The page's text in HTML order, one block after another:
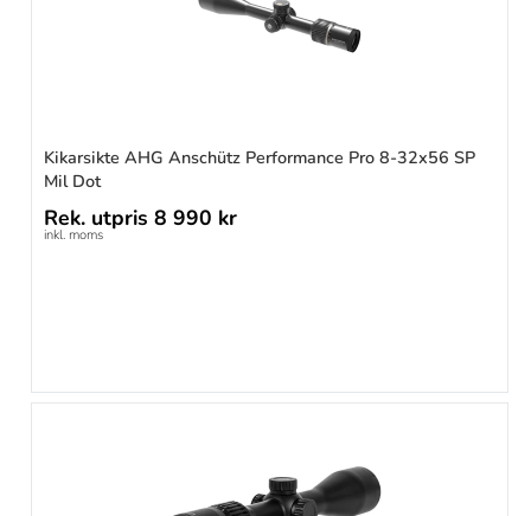
Kikarsikte AHG Anschütz Performance Pro 8-32x56 SP
Mil Dot
Rek. utpris 8 990 kr
inkl. moms